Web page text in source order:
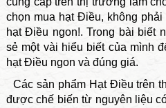
chọn mua hạt Điều, không
hạt Điều ngon!. Trong bài biết
sẻ một vài hiểu biết của mình
hạt Điều ngon và đúng giá.
Các sản phẩm Hạt Điều trên
được chế biến từ nguyên liệu